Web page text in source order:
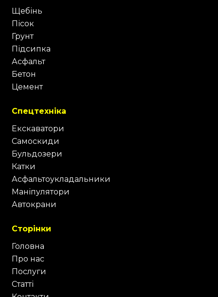
Щебінь
Пісок
Грунт
Підсипка
Асфальт
Бетон
Цемент
Спецтехніка
Екскаватори
Самоскиди
Бульдозери
Катки
Асфальтоукладальники
Маніпулятори
Автокрани
Сторінки
Головна
Про нас
Послуги
Статті